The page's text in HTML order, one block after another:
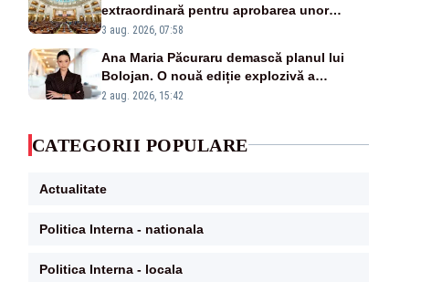
extraordinară pentru aprobarea unor
jaloane din PNRR
3 aug. 2026, 07:58
Ana Maria Păcuraru demască planul lui
Bolojan. O nouă ediție explozivă a
emisiunii „Miza Zilei” la Realitatea PLUS
2 aug. 2026, 15:42
CATEGORII POPULARE
Actualitate
Politica Interna - nationala
Politica Interna - locala